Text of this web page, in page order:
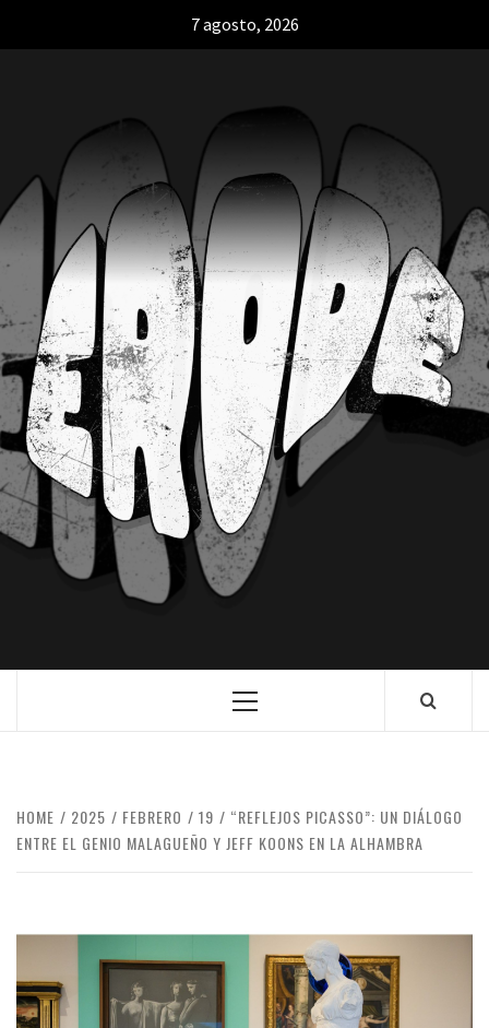
7 agosto, 2026
HOME 2025 FEBRERO 19
“REFLEJOS PICASSO”: UN DIÁLOGO
ENTRE EL GENIO MALAGUEÑO Y JEFF KOONS EN LA ALHAMBRA